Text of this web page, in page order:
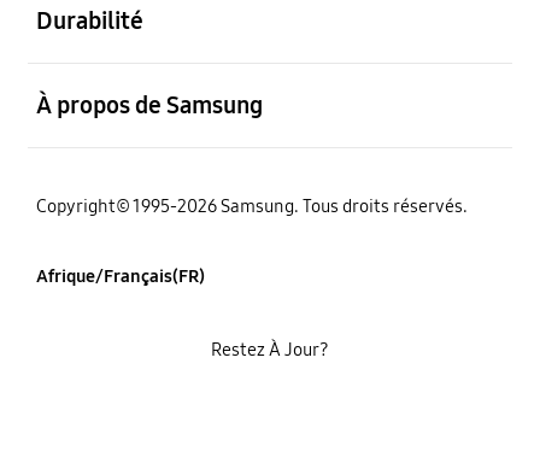
Durabilité
À propos de Samsung
Copyright© 1995-2026 Samsung. Tous droits réservés.
Afrique/Français(FR)
Restez À Jour?